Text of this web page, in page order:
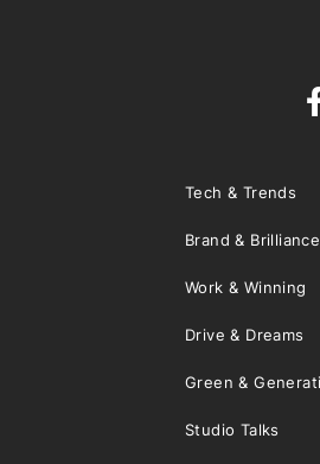
Tech & Trends
Brand & Brilliance
Work & Winning
Drive & Dreams
Green &
Studio Talks